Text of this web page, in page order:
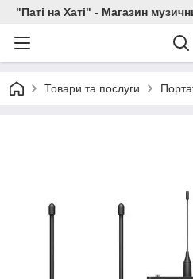
"Паті на Хаті" - Магазин
Товари та послуги